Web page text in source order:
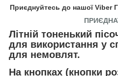
Приєднуйтесь до нашої Viber
Літній тоненький
для використання у
для немовлят.
На кнопках (кнопки